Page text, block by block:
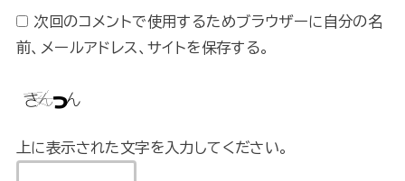
次回のコメントで使用するためブラウザーに自分の名
前、メールアドレス、サイトを保存する。
上に表示された文字を入力してください。